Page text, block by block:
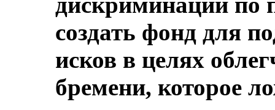
создать фонд для
исков в целях
бремени, которое